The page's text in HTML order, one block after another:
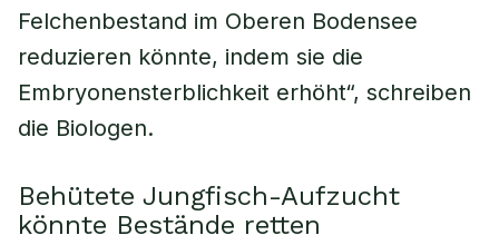
Felchenbestand im Oberen Bodensee
reduzieren könnte, indem sie die
Embryonensterblichkeit erhöht“, schreiben
die Biologen.
Behütete Jungfisch-Aufzucht
könnte Bestände retten